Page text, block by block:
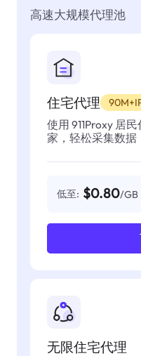
高速大规模代理池
住宅代理
使用 911Proxy 居
家，轻松采集数据
低至: $0.80/GB
无限住宅代理